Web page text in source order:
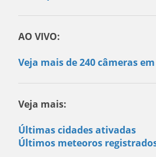
AO VIVO:
Veja mais de 240 câmeras
Veja mais:
Últimas cidades ativadas
Últimos meteoros